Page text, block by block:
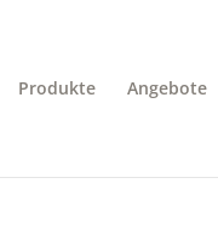
Produkte Angebote